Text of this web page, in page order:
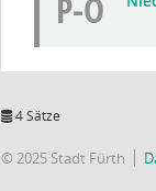
P-Ö
4 Sätze
© 2025 Stadt Fürth